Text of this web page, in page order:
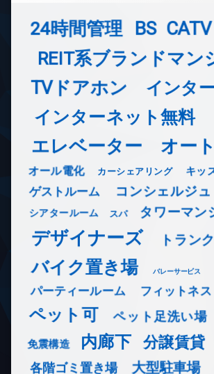
24時間管理 BS CATV
REIT系ブランドマン
TVドアホン インタ
インターネット無料
エレベーター オー
オール電化 カーシェアリング キッ
ゲストルーム コンシェルジュ
シアタールーム スパ タワーマン
デザイナーズ トラン
バイク置き場 バレーサービス
パーティールーム フィットネス
ペット可 ペット足洗い場
免震構造 内廊下 分譲賃貸
各階ゴミ置き場 大型駐車場